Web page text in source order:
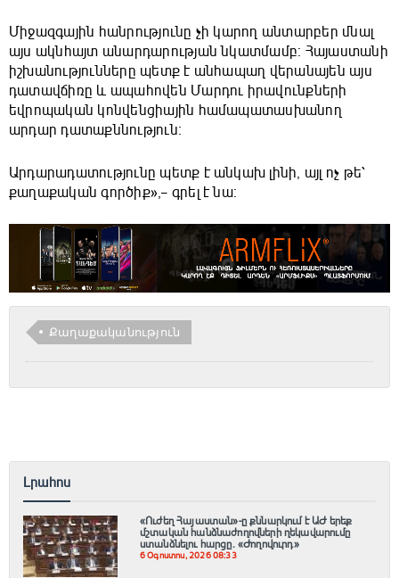
Միջազգային հանրությունը չի կարող անտարբեր մնալ
այս ակնհայտ անարդարության նկատմամբ։ Հայաստանի
իշխանությունները պետք է անհապաղ վերանայեն այս
դատավճիռը և ապահովեն Մարդու իրավունքների
եվրոպական կոնվենցիային համապատասխանող
արդար դատաքննություն։
Արդարադատությունը պետք է անկախ լինի, այլ ոչ թե՝
քաղաքական գործիք»,– գրել է նա։
Քաղաքականություն
Լրահոս
«Ուժեղ Հայաստան»-ը քննարկում է ԱԺ երեք
մշտական հանձնաժողովների ղեկավարումը
ստանձնելու հարցը. «Ժողովուրդ»
6 Օգոստոս, 2026 08:33